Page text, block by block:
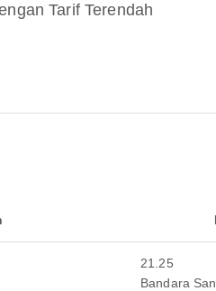
Tarif Terendah
21.25
Bandara